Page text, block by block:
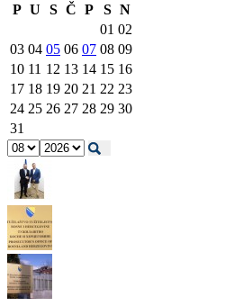
P U S Č P S N
01 02
03 04 05 06 07 08 09
10 11 12 13 14 15 16
17 18 19 20 21 22 23
24 25 26 27 28 29 30
31